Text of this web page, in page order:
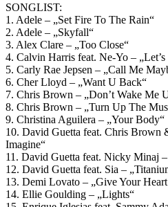
SONGLIST:
1. Adele – „Set Fire To The Rain“
2. Adele – „Skyfall“
3. Alex Clare – „Too Close“
4. Calvin Harris feat. Ne-Yo – „Let’s
5. Carly Rae Jepsen – „Call Me
6. Cher Lloyd – „Want U Back“
7. Chris Brown – „Don’t Wake Me
8. Chris Brown – „Turn Up The
9. Christina Aguilera – „Your Body“
10. David Guetta feat. Chris Brown
Imagine“
11. David Guetta feat. Nicky Minaj
12. David Guetta feat. Sia –
13. Demi Lovato – „Give Your
14. Ellie Goulding – „Lights“